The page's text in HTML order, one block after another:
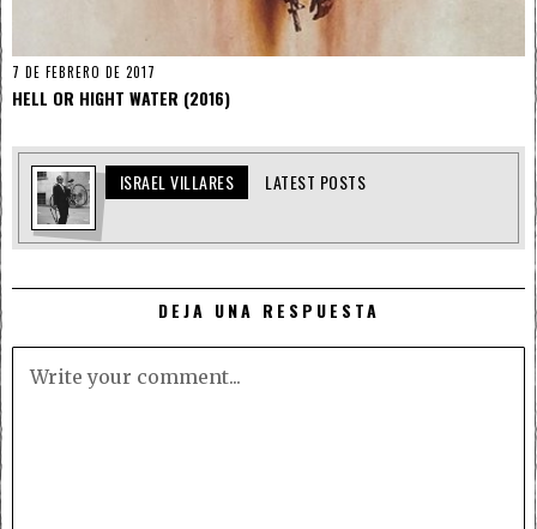
7 DE FEBRERO DE 2017
HELL OR HIGHT WATER (2016)
ISRAEL VILLARES LATEST POSTS
DEJA UNA RESPUESTA